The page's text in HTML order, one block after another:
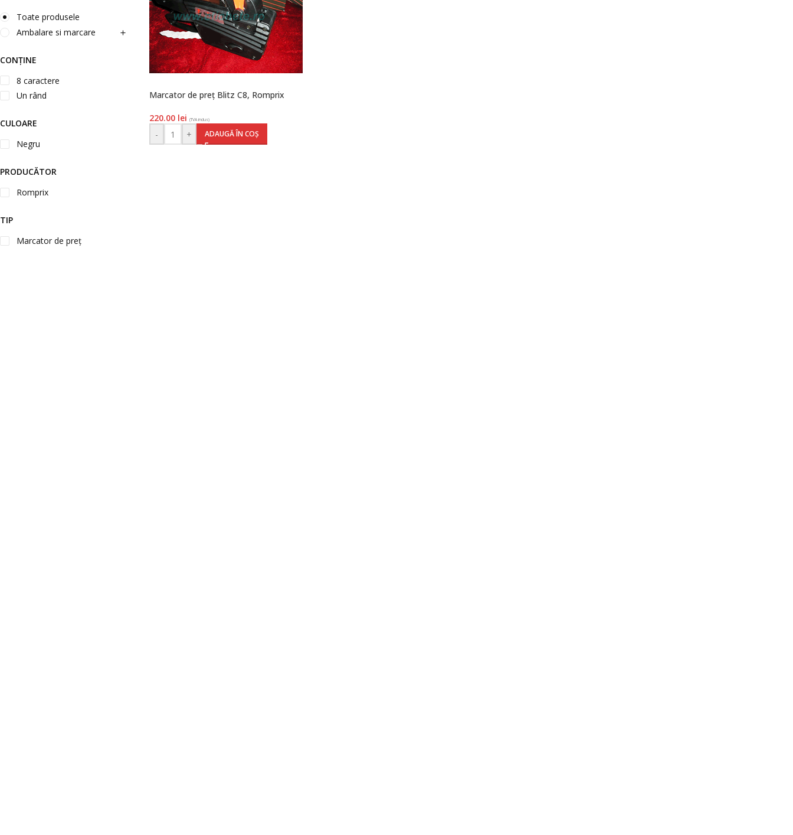
Toate produsele
Ambalare si marcare
CONȚINE
8 caractere
Un rând
CULOARE
Negru
PRODUCĂTOR
Romprix
TIP
Marcator de preț
Marcator de preţ Blitz C8, Romprix
220.00 lei (TVA inclus)
- + ADAUGĂ ÎN COȘ